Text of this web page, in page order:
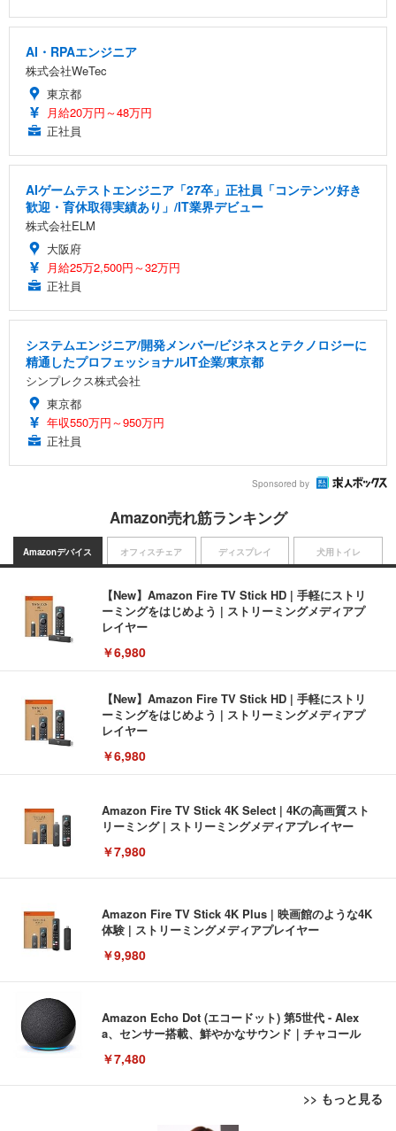
AI・RPAエンジニア
株式会社WeTec
東京都
月給20万円～48万円
正社員
AIゲームテストエンジニア「27卒」正社員「コンテンツ好き
歓迎・育休取得実績あり」/IT業界デビュー
株式会社ELM
大阪府
月給25万2,500円～32万円
正社員
システムエンジニア/開発メンバー/ビジネスとテクノロジーに
精通したプロフェッショナルIT企業/東京都
シンプレクス株式会社
東京都
年収550万円～950万円
正社員
Sponsored by
Amazon売れ筋ランキング
Amazonデバイス
【New】Amazon Fire TV Stick HD | 手軽にストリ
ーミングをはじめよう | ストリーミングメディアプ
レイヤー
￥6,980
【New】Amazon Fire TV Stick HD | 手軽にストリ
ーミングをはじめよう | ストリーミングメディアプ
レイヤー
￥6,980
Amazon Fire TV Stick 4K Select | 4Kの高画質スト
リーミング | ストリーミングメディアプレイヤー
￥7,980
Amazon Fire TV Stick 4K Plus | 映画館のような4K
体験 | ストリーミングメディアプレイヤー
￥9,980
Amazon Echo Dot (エコードット) 第5世代 - Alex
a、センサー搭載、鮮やかなサウンド｜チャコール
￥7,480
>> もっと見る
オフィスチェア ディスプレイ 犬用トイレ